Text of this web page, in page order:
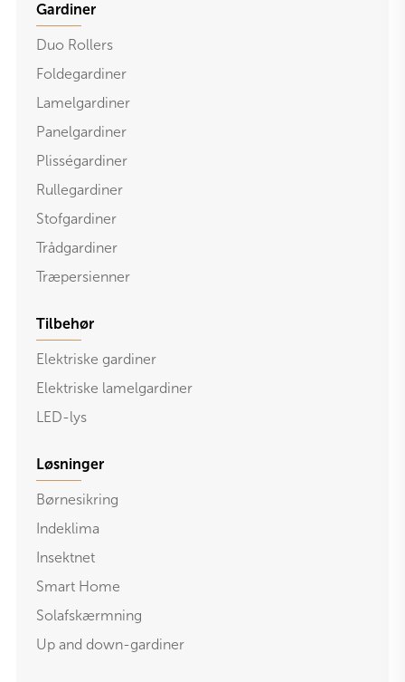
Gardiner
Duo Rollers
Foldegardiner
Lamelgardiner
Panelgardiner
Plisségardiner
Rullegardiner
Stofgardiner
Trådgardiner
Træpersienner
Tilbehør
Elektriske gardiner
Elektriske lamelgardiner
LED-lys
Løsninger
Børnesikring
Indeklima
Insektnet
Smart Home
Solafskærmning
Up and down-gardiner